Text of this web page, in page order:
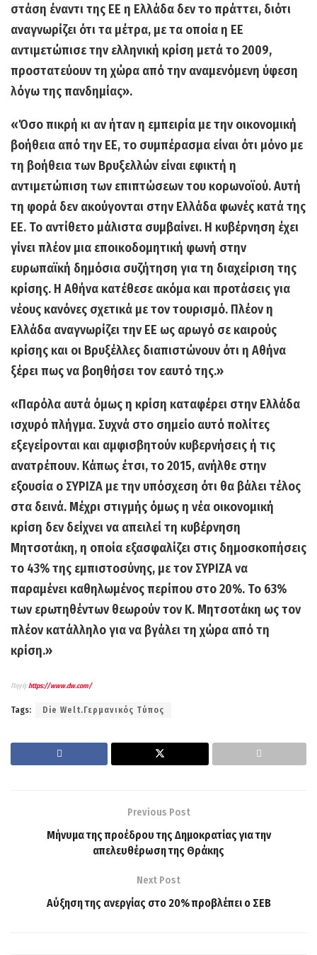
στάση έναντι της ΕΕ η Ελλάδα δεν το πράττει, διότι
αναγνωρίζει ότι τα μέτρα, με τα οποία η ΕΕ
αντιμετώπισε την ελληνική κρίση μετά το 2009,
προστατεύουν τη χώρα από την αναμενόμενη ύφεση
λόγω της πανδημίας».
«Όσο πικρή κι αν ήταν η εμπειρία με την οικονομική
βοήθεια από την ΕΕ, το συμπέρασμα είναι ότι μόνο με
τη βοήθεια των Βρυξελλών είναι εφικτή η
αντιμετώπιση των επιπτώσεων του κορωνοϊού. Αυτή
τη φορά δεν ακούγονται στην Ελλάδα φωνές κατά της
ΕΕ. Το αντίθετο μάλιστα συμβαίνει. Η κυβέρνηση έχει
γίνει πλέον μια εποικοδομητική φωνή στην
ευρωπαϊκή δημόσια συζήτηση για τη διαχείριση της
κρίσης. Η Αθήνα κατέθεσε ακόμα και προτάσεις για
νέους κανόνες σχετικά με τον τουρισμό. Πλέον η
Ελλάδα αναγνωρίζει την ΕΕ ως αρωγό σε καιρούς
κρίσης και οι Βρυξέλλες διαπιστώνουν ότι η Αθήνα
ξέρει πως να βοηθήσει τον εαυτό της.»
«Παρόλα αυτά όμως η κρίση καταφέρει στην Ελλάδα
ισχυρό πλήγμα. Συχνά στο σημείο αυτό πολίτες
εξεγείρονται και αμφισβητούν κυβερνήσεις ή τις
ανατρέπουν. Κάπως έτσι, το 2015, ανήλθε στην
εξουσία ο ΣΥΡΙΖΑ με την υπόσχεση ότι θα βάλει τέλος
στα δεινά. Μέχρι στιγμής όμως η νέα οικονομική
κρίση δεν δείχνει να απειλεί τη κυβέρνηση
Μητσοτάκη, η οποία εξασφαλίζει στις δημοσκοπήσεις
το 43% της εμπιστοσύνης, με τον ΣΥΡΙΖΑ να
παραμένει καθηλωμένος περίπου στο 20%. Το 63%
των ερωτηθέντων θεωρούν τον Κ. Μητσοτάκη ως τον
πλέον κατάλληλο για να βγάλει τη χώρα από τη
κρίση.»
Πηγή:https://www.dw.com/
Tags: Die Welt.Γερμανικός Τύπος
Previous Post
Μήνυμα της προέδρου της Δημοκρατίας για την
απελευθέρωση της Θράκης
Next Post
Αύξηση της ανεργίας στο 20% προβλέπει ο ΣΕΒ